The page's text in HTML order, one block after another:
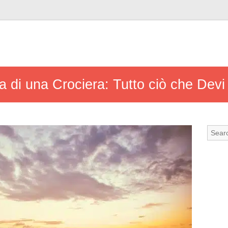
di una Crociera: Tutto ciò che